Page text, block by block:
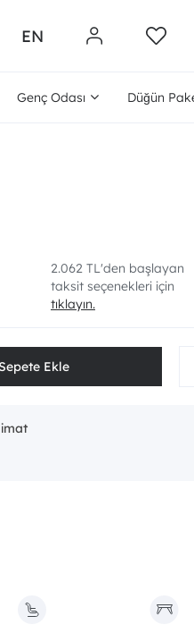
EN
Genç Odası Düğün
2.062 TL'den başlayan
taksit seçenekleri için
tıklayın.